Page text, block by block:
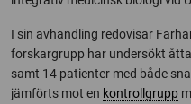
I sin avhandling redovisar
forskargrupp har undersökt
samt 14 patienter med både
jämförts mot en kontrollgrupp